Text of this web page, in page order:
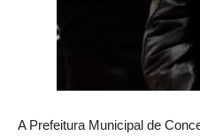
A Prefeitura Municipal de